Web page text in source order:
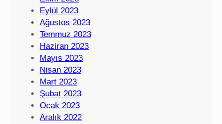
Eylül 2023
Ağustos 2023
Temmuz 2023
Haziran 2023
Mayıs 2023
Nisan 2023
Mart 2023
Şubat 2023
Ocak 2023
Aralık 2022